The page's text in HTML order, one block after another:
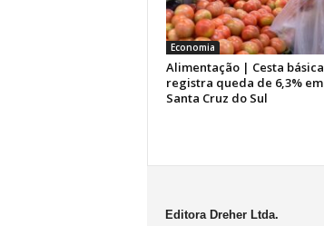
Economia
Alimentação | Cesta básica
registra queda de 6,3% em
Santa Cruz do Sul
Editora Dreher Ltda.